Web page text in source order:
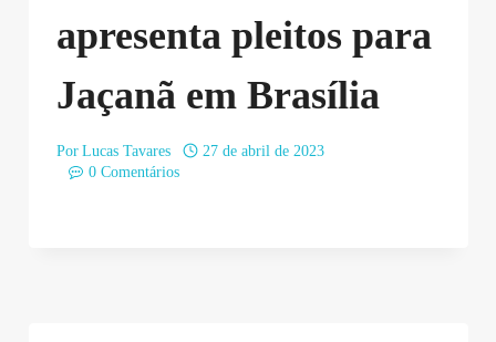
apresenta pleitos para
Jaçanã em Brasília
Por Lucas Tavares
27 de abril de 2023
0 Comentários